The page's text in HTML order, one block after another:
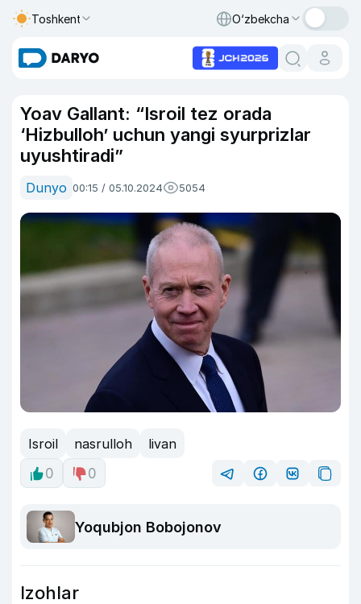
Toshkent O‘zbekcha
Yoav Gallant: “Isroil tez orada
‘Hizbulloh’ uchun yangi syurprizlar
uyushtiradi”
Dunyo 00:15 / 05.10.2024 5054
Isroil nasrulloh
livan
0
0
Yoqubjon Bobojonov
Izohlar